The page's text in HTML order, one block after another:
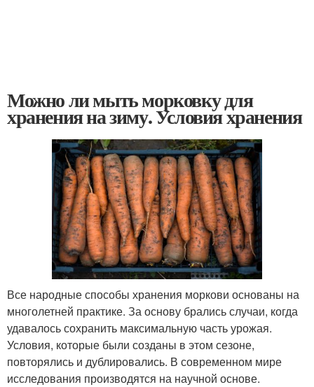
Можно ли мыть морковку для
хранения на зиму. Условия хранения
Все народные способы хранения моркови основаны на
многолетней практике. За основу брались случаи, когда
удавалось сохранить максимальную часть урожая.
Условия, которые были созданы в этом сезоне,
повторялись и дублировались. В современном мире
исследования производятся на научной основе.